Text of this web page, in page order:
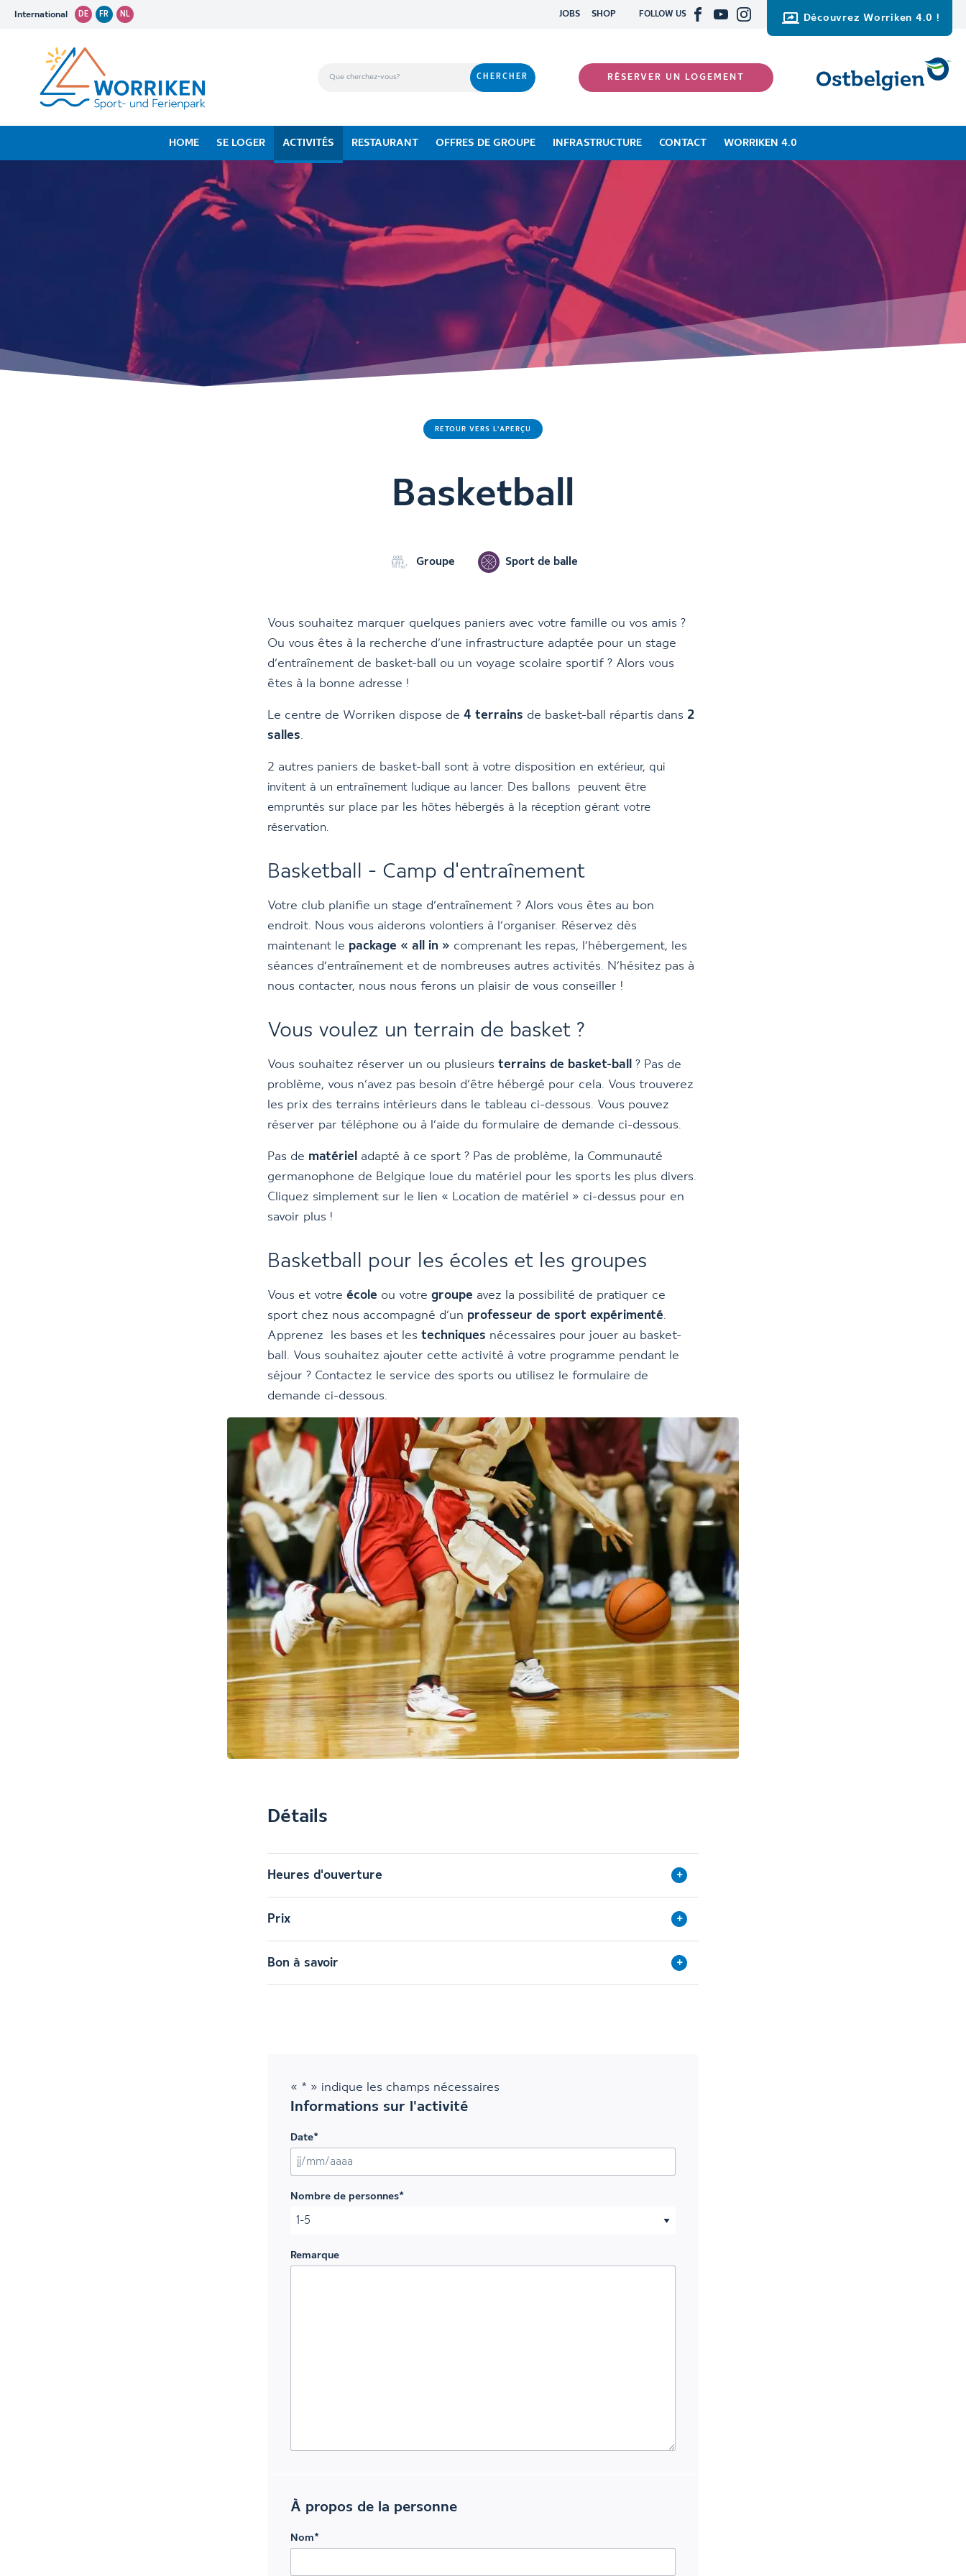
International DE FR NL JOBS SHOP FOLLOW US Découvrez Worriken 4.0 !
RÉSERVER UN LOGEMENT
HOME SE LOGER ACTIVITÉS RESTAURANT OFFRES DE GROUPE INFRASTRUCTURE CONTACT WORRIKEN 4.0
RETOUR VERS L'APERÇU
Basketball
Groupe Sport de balle
Vous souhaitez marquer quelques paniers avec votre famille ou vos amis ?
Ou vous êtes à la recherche d’une infrastructure adaptée pour un stage
d’entraînement de basket-ball ou un voyage scolaire sportif ? Alors vous
êtes à la bonne adresse !
Le centre de Worriken dispose de 4 terrains de basket-ball répartis dans 2
salles.
2 autres paniers de basket-ball sont à votre disposition en extérieur, qui
invitent à un entraînement ludique au lancer. Des ballons peuvent être
empruntés sur place par les hôtes hébergés à la réception gérant votre
réservation.
Basketball - Camp d'entraînement
Votre club planifie un stage d’entraînement ? Alors vous êtes au bon
endroit. Nous vous aiderons volontiers à l’organiser. Réservez dès
maintenant le package « all in » comprenant les repas, l’hébergement, les
séances d’entraînement et de nombreuses autres activités. N’hésitez pas à
nous contacter, nous nous ferons un plaisir de vous conseiller !
Vous voulez un terrain de basket ?
Vous souhaitez réserver un ou plusieurs terrains de basket-ball
? Pas de
problème, vous n’avez pas besoin d’être hébergé pour cela. Vous trouverez
les prix des terrains intérieurs dans le tableau ci-dessous. Vous pouvez
réserver par téléphone ou à l’aide du formulaire de demande ci-dessous.
Pas de matériel
adapté à ce sport ? Pas de problème, la Communauté
germanophone de Belgique loue du matériel pour les sports les plus divers.
Cliquez simplement sur le lien « Location de matériel » ci-dessus pour en
savoir plus !
Basketball pour les écoles et les groupes
Vous et votre école ou votre groupe avez la possibilité de pratiquer ce
sport chez nous accompagné d’un professeur de sport expérimenté.
Apprenez les bases et les techniques nécessaires pour jouer au basket-
ball. Vous souhaitez ajouter cette activité à votre programme pendant le
séjour ? Contactez le service des sports ou utilisez le formulaire de
demande ci-dessous.
Détails
Heures d'ouverture
Prix
Bon à savoir
« * » indique les champs nécessaires
Informations sur l'activité
Date*
JJ slash MM slash AAAA
Nombre de personnes*
Remarque
À propos de la personne
Nom*